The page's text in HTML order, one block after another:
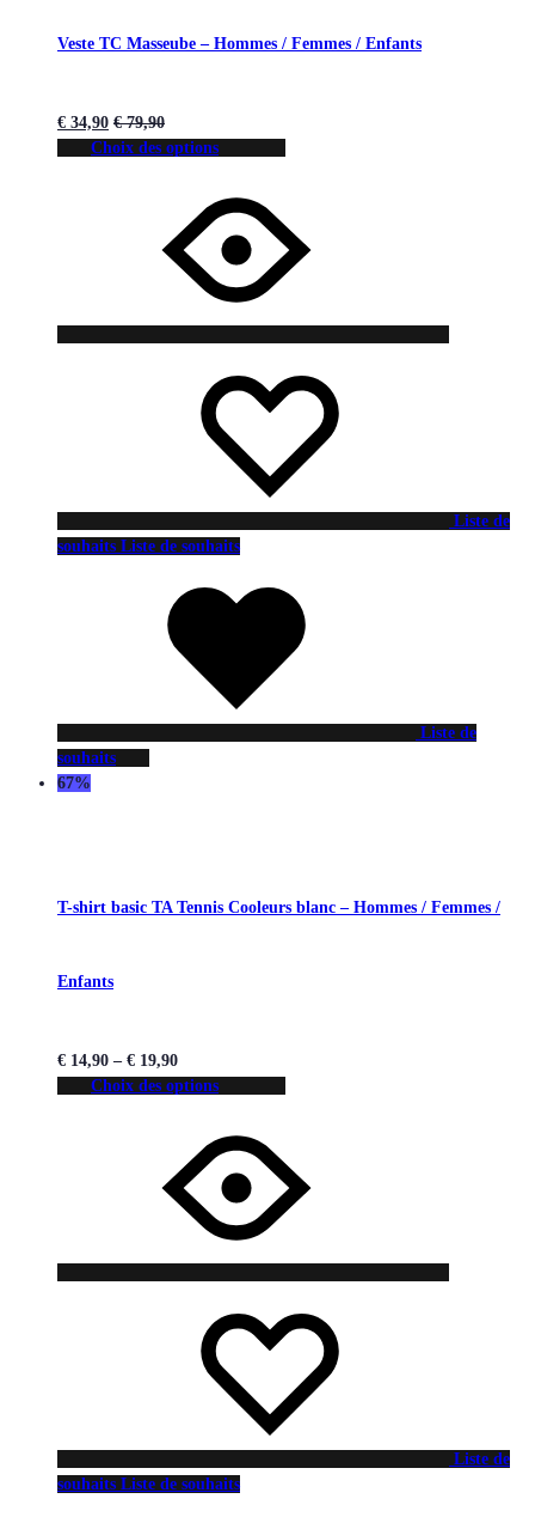
Veste TC Masseube – Hommes / Femmes / Enfants
€ 34,90 €79,90
Choix des options
Liste de
souhaits Liste de souhaits
Liste de
souhaits
67%
T-shirt basic TA Tennis Cooleurs blanc – Hommes / Femmes /
Enfants
€ 14,90 – € 19,90
Choix des options
Liste de
souhaits Liste de souhaits